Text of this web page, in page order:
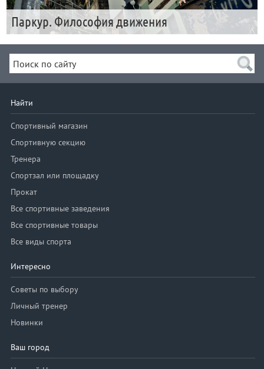
Паркур. Философия движения
Найти
Спортивный магазин
Спортивную секцию
Тренера
Спортзал или площадку
Прокат
Все спортивные заведения
Все спортивные товары
Все виды спорта
Интересно
Советы по выбору
Личный тренер
Новинки
Ваш город